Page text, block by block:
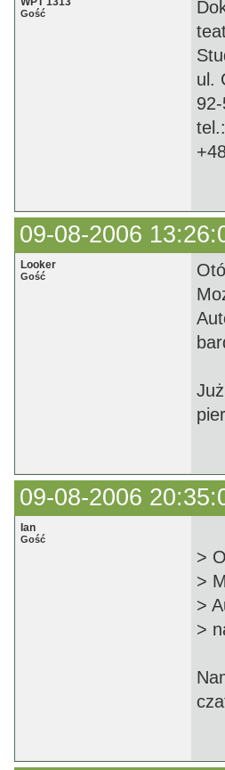
Gość
ul.
09-08-2006
Looker
Gość
09-08-2006
Ian
Gość
>
>
>
>